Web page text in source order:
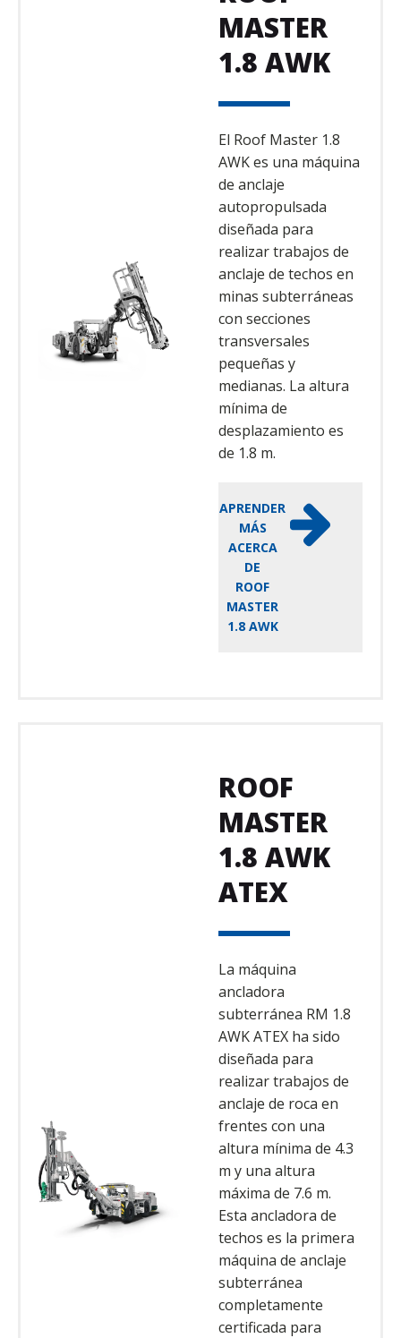
MASTER
1.8 AWK
El Roof Master 1.8
AWK es una máquina
de anclaje
autopropulsada
diseñada para
realizar trabajos de
anclaje de techos en
minas subterráneas
con secciones
transversales
pequeñas y
medianas. La altura
mínima de
desplazamiento es
de 1.8 m.
APRENDER
MÁS
ACERCA
DE
ROOF
MASTER
1.8 AWK
ROOF
MASTER
1.8 AWK
ATEX
La máquina
ancladora
subterránea RM 1.8
AWK ATEX ha sido
diseñada para
realizar trabajos de
anclaje de roca en
frentes con una
altura mínima de 4.3
m y una altura
máxima de 7.6 m.
Esta ancladora de
techos es la primera
máquina de anclaje
subterránea
completamente
certificada para